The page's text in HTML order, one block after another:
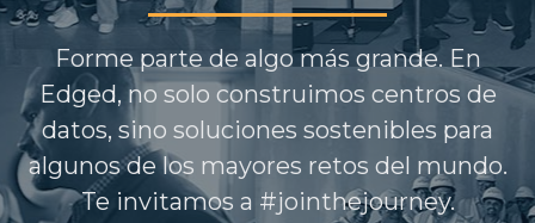
Forme parte de algo más grande. En
Edged, no solo construimos centros de
datos, sino soluciones sostenibles para
algunos de los mayores retos del mundo.
Te invitamos a #jointhejourney.